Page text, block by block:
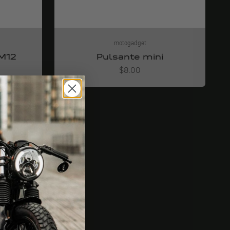
motogadget
Pulsante mini
Angebot
$8.00